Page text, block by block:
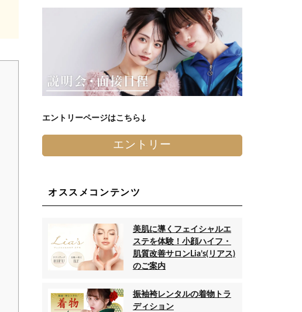
エントリーページはこちら↓
エントリー
オススメコンテンツ
美肌に導くフェイシャルエ
ステを体験！小顔ハイフ・
肌質改善サロンLia’s(リアス)
のご案内
振袖袴レンタルの着物トラ
ディション